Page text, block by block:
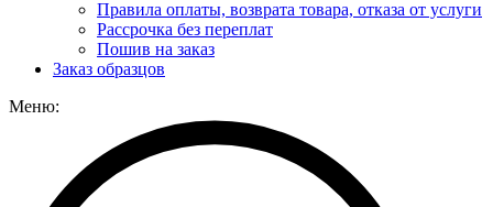
Правила оплаты, возврата товара, отказа от услуги
Рассрочка без переплат
Пошив на заказ
Заказ образцов
Меню: